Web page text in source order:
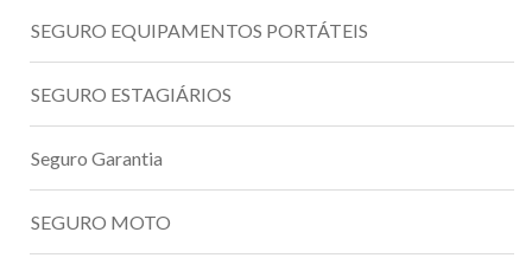
SEGURO EQUIPAMENTOS PORTÁTEIS
SEGURO ESTAGIÁRIOS
Seguro Garantia
SEGURO MOTO